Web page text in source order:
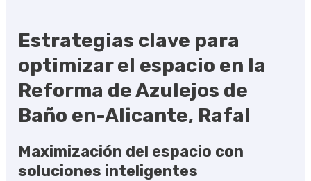
Estrategias clave para
optimizar el espacio en la
Reforma de Azulejos de
Baño en-Alicante, Rafal
Maximización del espacio con
soluciones inteligentes